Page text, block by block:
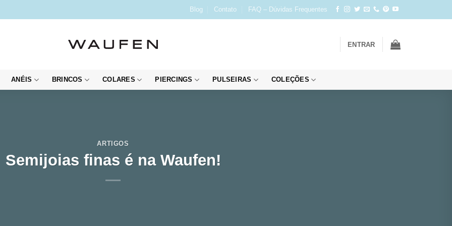
Blog Contato FAQ – Dúvidas Frequentes
ENTRAR
ANÉIS BRINCOS COLARES PIERCINGS PULSEIRAS COLEÇÕES
ARTIGOS
Semijoias finas é na Waufen!